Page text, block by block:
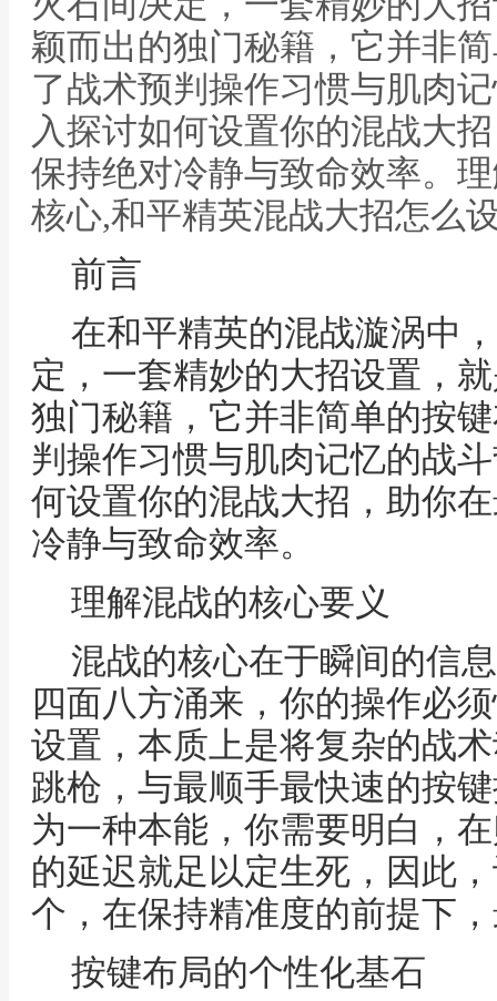
颖而出的独门秘籍，它并非
了战术预判操作习惯与肌肉
入探讨如何设置你的混战大
保持绝对冷静与致命效率。
核心,和平精英混战大招怎么
前言
在和平精英的混战漩涡中
定，一套精妙的大招设置，
独门秘籍，它并非简单的按
判操作习惯与肌肉记忆的战
何设置你的混战大招，助你
冷静与致命效率。
理解混战的核心要义
混战的核心在于瞬间的信
四面八方涌来，你的操作必
设置，本质上是将复杂的战
跳枪，与最顺手最快速的按
为一种本能，你需要明白，
的延迟就足以定生死，因此
个，在保持精准度的前提下
按键布局的个性化基石